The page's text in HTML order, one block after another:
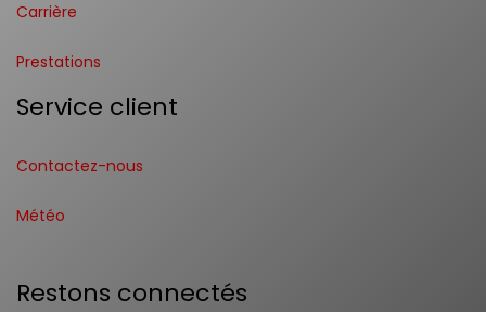
Carrière
Prestations
Service client
Contactez-nous
Météo
Restons connectés